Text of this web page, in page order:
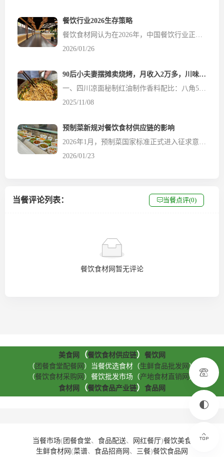
餐饮行业2026生存策略
餐饮食材网认为在2026年，中国餐饮行业正经历一场深刻的范式变革。在宏观经济增速放缓、消费需求持续升级、成本结构不断恶化的多重压力下，行业从过去十年的“规模扩张”阶段，全面转向“质量优先”的全新发展周期。这一转型并非简单的战略调整，而是从底层逻辑到价值主张、从运营模式到技术应用的全方位重构。当餐优选将从宏观环境...
2026/01/26
90后小夫妻摆摊卖烧烤，月收入2万多，川味凉面也不错
一、四川凉面秘制红油制作香料配比：八角50克、小茴香50克、花椒10克、桂皮5克、草果25克、良姜10克、丁香3克、草寇20克、荜拨10克、干姜15克、香砂10克、山奈10克、香叶10克、肉蔻15克、香果20克、香茅草5克，把上面的香料按比例称好，打成细粉，取50克备用。材料准备：菜籽油5斤、大葱75克、洋葱60克、姜65克、生芝麻80克、香料粉50克、中粗...
2025/11/08
预制菜新规对餐饮食材供应链的影响
2026年1月，预制菜国家标准正式进入征求意见阶段，这标志着中国预制菜行业将从野蛮生长进入规范发展新阶段。《食品安全国家标准 预制菜》《预制菜术语和分类》草案及《餐饮环节菜品加工制作方式自主明示公告》的出台，将对餐饮食材供应链带来全方位、深层次的影响，涉及冷链技术升级、原料采购标准提高、加工工艺革新、信息披露规范化等多个维度。新规实施将加速行业分化，淘汰约2...
2026/01/23
当餐评论列表： 当餐点评(0)
餐饮食材网暂无评论
美食网 （餐饮食材供应链）
餐饮网
（ 团餐食堂配餐网 ）当餐优选食材（生鲜食品批发网 ）
（餐饮食材采购网 ）餐饮批发市场（产地食材直销网 ）
食材网
（餐饮食品产业链） 食品网
当餐市场( 团餐食堂、 食品配送、 网红餐厅)餐饮美食
生鲜食材网 (菜谱、 食品招商网 、 三餐)餐饮食品网